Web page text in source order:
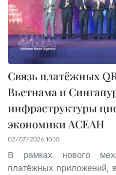
Связь платёжных
Вьетнама и
инфраструктуры
экономики АСЕАН
02/07/2026 10:10
В рамках нового
платёжных приложений,